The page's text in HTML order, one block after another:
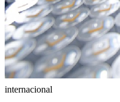
internacional